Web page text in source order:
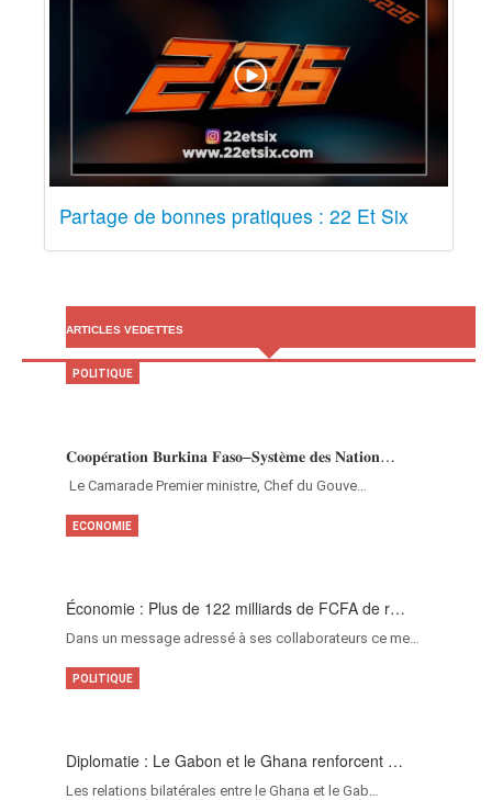
Partage de bonnes pratiques : 22 Et Six
ARTICLES VEDETTES
𝐂𝐨𝐨𝐩𝐞́𝐫𝐚𝐭𝐢𝐨𝐧 𝐁𝐮𝐫𝐤𝐢𝐧𝐚 𝐅𝐚𝐬𝐨–𝐒𝐲𝐬𝐭𝐞̀𝐦𝐞 𝐝𝐞𝐬 𝐍𝐚𝐭𝐢𝐨𝐧…
‎Le Camarade Premier ministre, Chef du Gouve…
POLITIQUE
Économie : Plus de 122 milliards de FCFA de r…
Dans un message adressé à ses collaborateurs ce me…
ECONOMIE
Diplomatie : Le Gabon et le Ghana renforcent …
Les relations bilatérales entre le Ghana et le Gab…
POLITIQUE